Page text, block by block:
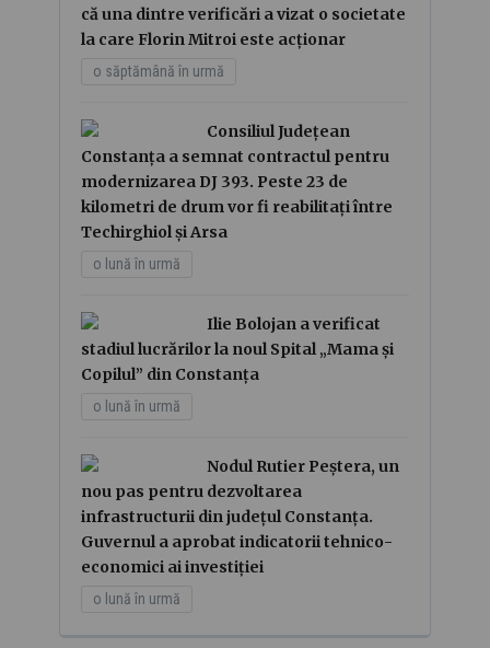
că una dintre verificări a vizat o societate
la care Florin Mitroi este acționar
o săptămână în urmă
Consiliul Județean
Constanța a semnat contractul pentru
modernizarea DJ 393. Peste 23 de
kilometri de drum vor fi reabilitați între
Techirghiol și Arsa
o lună în urmă
Ilie Bolojan a verificat
stadiul lucrărilor la noul Spital „Mama și
Copilul” din Constanța
o lună în urmă
Nodul Rutier Peștera, un
nou pas pentru dezvoltarea
infrastructurii din județul Constanța.
Guvernul a aprobat indicatorii tehnico-
economici ai investiției
o lună în urmă